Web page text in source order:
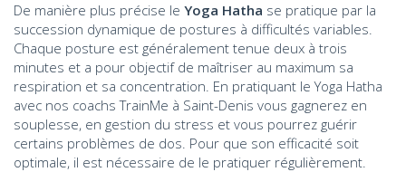
De manière plus précise le Yoga Hatha se pratique par la
succession dynamique de postures à difficultés variables.
Chaque posture est généralement tenue deux à trois
minutes et a pour objectif de maîtriser au maximum sa
respiration et sa concentration. En pratiquant le Yoga Hatha
avec nos coachs TrainMe à Saint-Denis vous gagnerez en
souplesse, en gestion du stress et vous pourrez guérir
certains problèmes de dos. Pour que son efficacité soit
optimale, il est nécessaire de le pratiquer régulièrement.